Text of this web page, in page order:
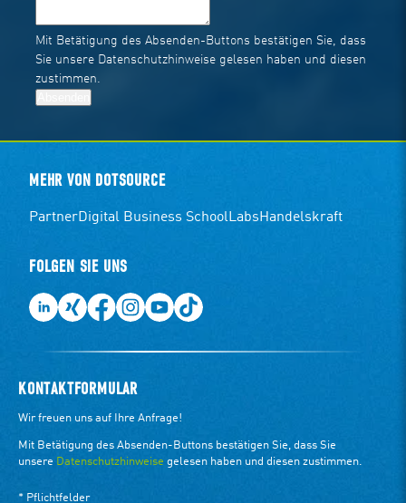
Mit Betätigung des Absenden-Buttons bestätigen Sie, dass
Sie unsere Datenschutzhinweise gelesen haben und diesen
zustimmen.
MEHR VON DOTSOURCE
PartnerDigital Business SchoolLabsHandelskraft
FOLGEN SIE UNS
KONTAKTFORMULAR